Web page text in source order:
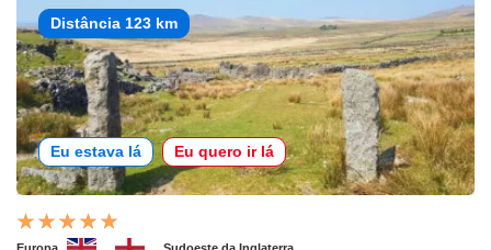
Distância 123 km
Eu estava lá Eu quero ir lá